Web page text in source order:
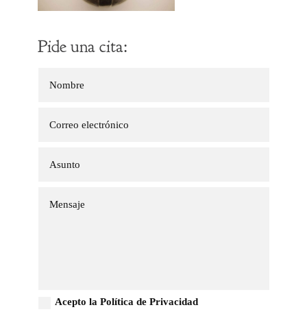
Pide una cita:
Acepto la Política de Privacidad